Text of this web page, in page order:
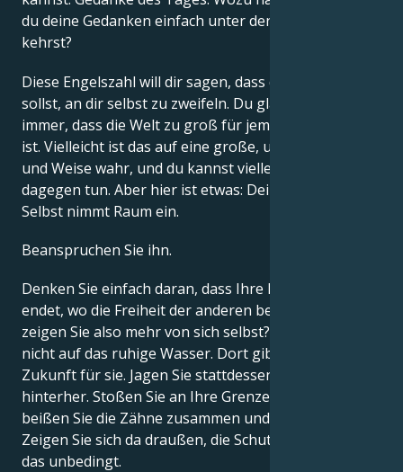
du deine Gedanken einfach unter den Teppich
kehrst?
Diese Engelszahl will dir sagen, dass du aufhören
sollst, an dir selbst zu zweifeln. Du glaubst doch
immer, dass die Welt zu groß für jemanden wie dich
ist. Vielleicht ist das auf eine große, universelle Art
und Weise wahr, und du kannst vielleicht nicht viel
dagegen tun. Aber hier ist etwas: Dein spezifisches
Selbst nimmt Raum ein.
Beanspruchen Sie ihn.
Denken Sie einfach daran, dass Ihre Freiheit dort
endet, wo die Freiheit der anderen beginnt. Warum
zeigen Sie also mehr von sich selbst? Vertrauen Sie
nicht auf das ruhige Wasser. Dort gibt es keine
Zukunft für sie. Jagen Sie stattdessen der Welle
hinterher. Stoßen Sie an Ihre Grenzen, und dann
beißen Sie die Zähne zusammen und ertragen Sie es.
Zeigen Sie sich da draußen, die Schutzengel wollten
das unbedingt.